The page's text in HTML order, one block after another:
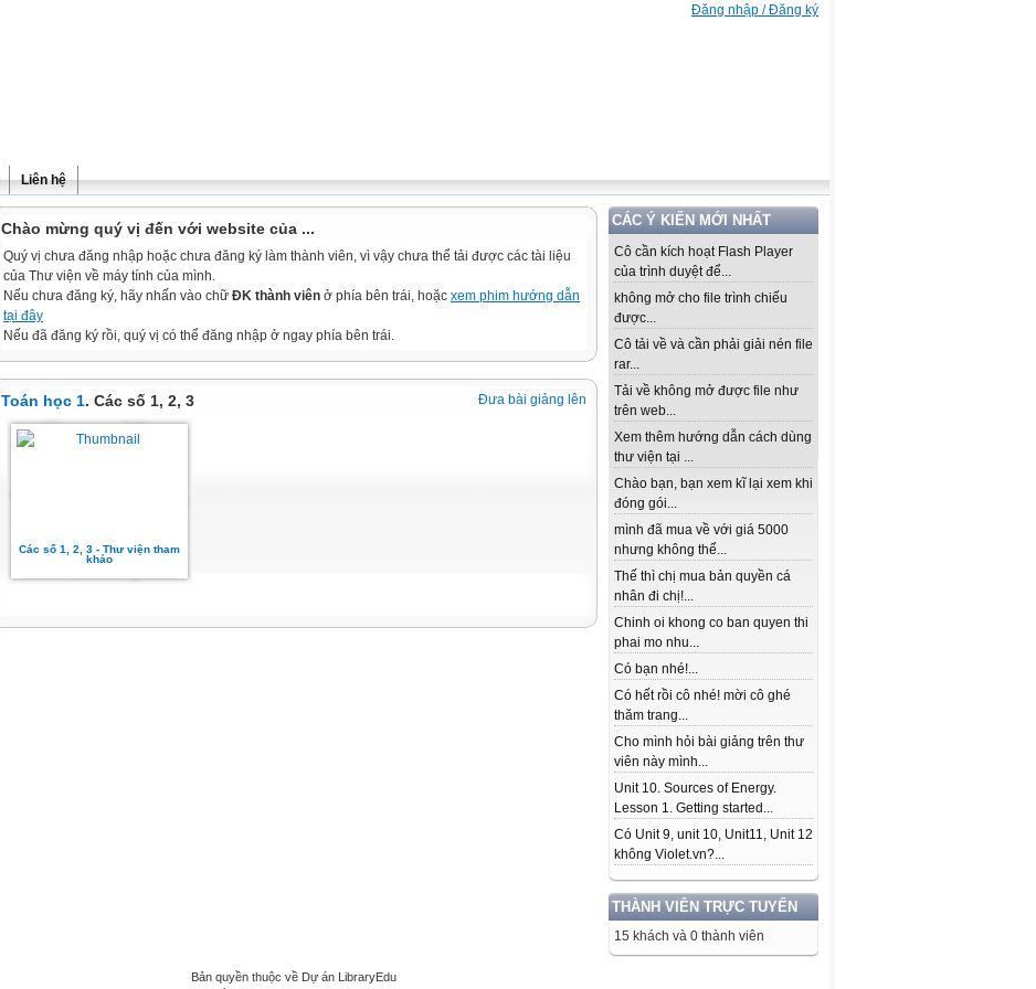
Đăng nhập / Đăng ký
Liên hệ
CÁC Ý KIẾN MỚI NHẤT
Cô cần kích hoạt Flash Player
của trình duyệt để...
không mở cho file trình chiếu
được...
Cô tải về và cần phải giải nén file
rar...
Tải về không mở được file như
trên web...
Xem thêm hướng dẫn cách dùng
thư viện tại ...
Chào bạn, bạn xem kĩ lại xem khi
đóng gói...
mình đã mua về với giá 5000
nhưng không thể...
Thế thì chị mua bản quyền cá
nhân đi chị!...
Chinh oi khong co ban quyen thi
phai mo nhu...
Có bạn nhé!...
Có hết rồi cô nhé! mời cô ghé
thăm trang...
Cho mình hỏi bài giảng trên thư
viên này mình...
Unit 10. Sources of Energy.
Lesson 1. Getting started...
Có Unit 9, unit 10, Unit11, Unit 12
không Violet.vn?...
THÀNH VIÊN TRỰC TUYẾN
15 khách và 0 thành viên
Chào mừng quý vị đến với website của ...
Quý vị chưa đăng nhập hoặc chưa đăng ký làm thành viên, vì vậy chưa thể tải được các tài liệu
của Thư viện về máy tính của mình.
Nếu chưa đăng ký, hãy nhấn vào chữ ĐK thành viên ở phía bên trái, hoặc xem phim hướng dẫn
tại đây
Nếu đã đăng ký rồi, quý vị có thể đăng nhập ở ngay phía bên trái.
Đưa bài giảng lên
Toán học 1. Các số 1, 2, 3
Các số 1, 2, 3 - Thư viện tham
khảo
Bản quyền thuộc về Dự án LibraryEdu